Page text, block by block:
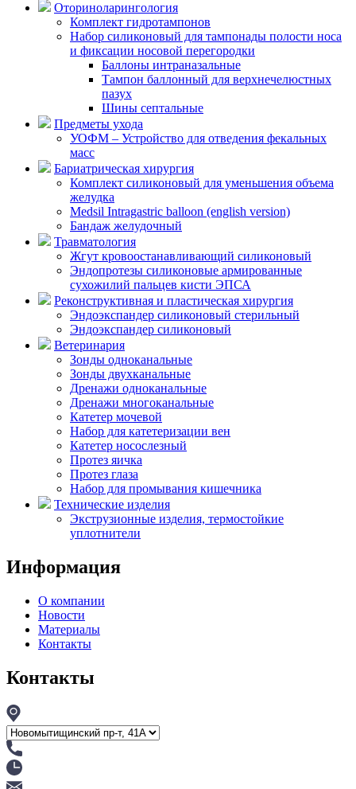
Оториноларингология
Комплект гидротампонов
Набор силиконовый для тампонады полости носа
и фиксации носовой перегородки
Баллоны интраназальные
Тампон баллонный для верхнечелюстных
пазух
Шины септальные
Предметы ухода
УОФМ – Устройство для отведения фекальных
масс
Бариатрическая хирургия
Комплект силиконовый для уменьшения объема
желудка
Medsil Intragastric balloon (english version)
Бандаж желудочный
Травматология
Жгут кровоостанавливающий силиконовый
Эндопротезы силиконовые армированные
сухожилий пальцев кисти ЭПСА
Реконструктивная и пластическая хирургия
Эндоэкспандер силиконовый стерильный
Эндоэкспандер силиконовый
Ветеринария
Зонды одноканальные
Зонды двухканальные
Дренажи одноканальные
Дренажи многоканальные
Катетер мочевой
Набор для катетеризации вен
Катетер носослезный
Протез яичка
Протез глаза
Набор для промывания кишечника
Технические изделия
Экструзионные изделия, термостойкие
уплотнители
Информация
О компании
Новости
Материалы
Контакты
Контакты